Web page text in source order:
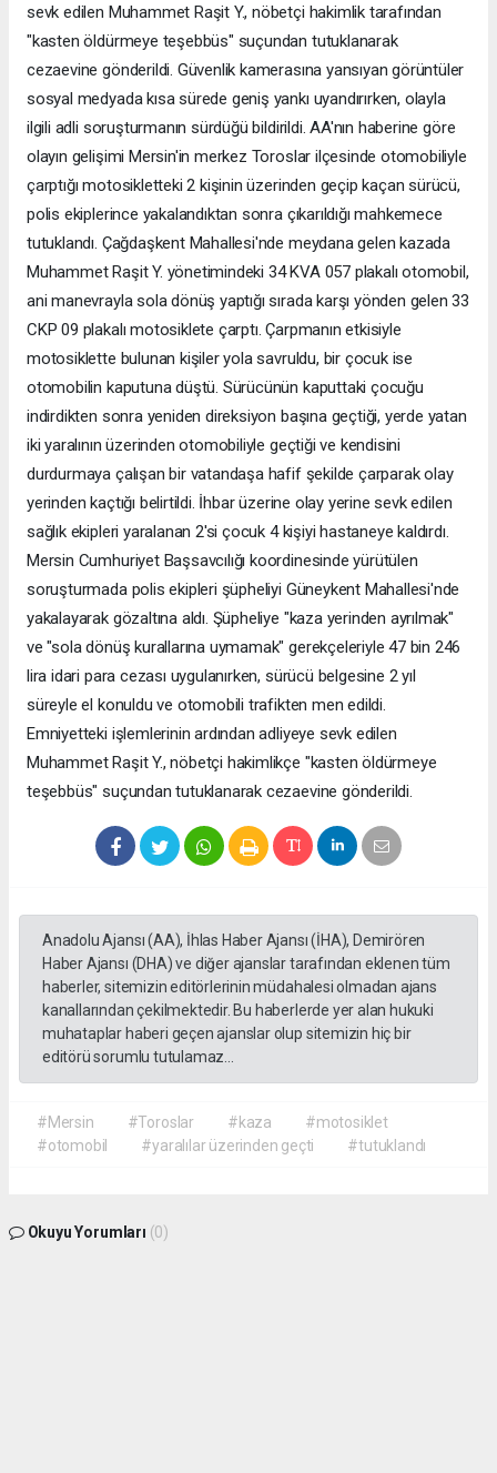
sevk edilen Muhammet Raşit Y., nöbetçi hakimlik tarafından
"kasten öldürmeye teşebbüs" suçundan tutuklanarak
cezaevine gönderildi. Güvenlik kamerasına yansıyan görüntüler
sosyal medyada kısa sürede geniş yankı uyandırırken, olayla
ilgili adli soruşturmanın sürdüğü bildirildi. AA'nın haberine göre
olayın gelişimi Mersin'in merkez Toroslar ilçesinde otomobiliyle
çarptığı motosikletteki 2 kişinin üzerinden geçip kaçan sürücü,
polis ekiplerince yakalandıktan sonra çıkarıldığı mahkemece
tutuklandı. Çağdaşkent Mahallesi'nde meydana gelen kazada
Muhammet Raşit Y. yönetimindeki 34 KVA 057 plakalı otomobil,
ani manevrayla sola dönüş yaptığı sırada karşı yönden gelen 33
CKP 09 plakalı motosiklete çarptı. Çarpmanın etkisiyle
motosiklette bulunan kişiler yola savruldu, bir çocuk ise
otomobilin kaputuna düştü. Sürücünün kaputtaki çocuğu
indirdikten sonra yeniden direksiyon başına geçtiği, yerde yatan
iki yaralının üzerinden otomobiliyle geçtiği ve kendisini
durdurmaya çalışan bir vatandaşa hafif şekilde çarparak olay
yerinden kaçtığı belirtildi. İhbar üzerine olay yerine sevk edilen
sağlık ekipleri yaralanan 2'si çocuk 4 kişiyi hastaneye kaldırdı.
Mersin Cumhuriyet Başsavcılığı koordinesinde yürütülen
soruşturmada polis ekipleri şüpheliyi Güneykent Mahallesi'nde
yakalayarak gözaltına aldı. Şüpheliye "kaza yerinden ayrılmak"
ve "sola dönüş kurallarına uymamak" gerekçeleriyle 47 bin 246
lira idari para cezası uygulanırken, sürücü belgesine 2 yıl
süreyle el konuldu ve otomobili trafikten men edildi.
Emniyetteki işlemlerinin ardından adliyeye sevk edilen
Muhammet Raşit Y., nöbetçi hakimlikçe "kasten öldürmeye
teşebbüs" suçundan tutuklanarak cezaevine gönderildi.
Anadolu Ajansı (AA), İhlas Haber Ajansı (İHA), Demirören
Haber Ajansı (DHA) ve diğer ajanslar tarafından eklenen tüm
haberler, sitemizin editörlerinin müdahalesi olmadan ajans
kanallarından çekilmektedir. Bu haberlerde yer alan hukuki
muhataplar haberi geçen ajanslar olup sitemizin hiç bir
editörü sorumlu tutulamaz...
#Mersin #Toroslar #kaza
#motosiklet
#otomobil
#yaralılar üzerinden geçti #tutuklandı
Okuyu Yorumları (0)